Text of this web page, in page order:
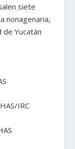
siete
nonagenaria,
de Yucatán
IRC